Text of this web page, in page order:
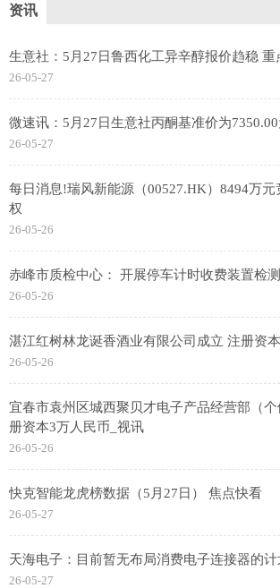
资讯
生意社：5月27日鲁西化工异辛醇报价趋稳 重
26-05-27
微速讯：5月27日生意社丙酮基准价为
26-05-27
每日消息!瑞风新能源（00527.HK）8494万元
权
26-05-26
赤峰市质检中心： 开展停车计时收费装置检
26-05-26
湛江红树林龙诞香酒业有限公司成立 注册资
26-05-26
宜春市袁州区城西聚贝才电子产品经营部（
册资本3万人民币_视讯
26-05-26
快克智能龙虎榜数据（5月27日） 焦点快看
26-05-27
天海电子：目前暂无布局消费电子连接器的
26-05-27